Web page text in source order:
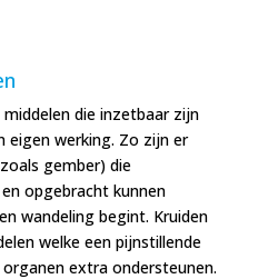
die inzetbaar zijn
eigen werking. Zo zijn er
gember) die
opgebracht kunnen
wandeling begint. Kruiden
welke een pijnstillende
extra ondersteunen.